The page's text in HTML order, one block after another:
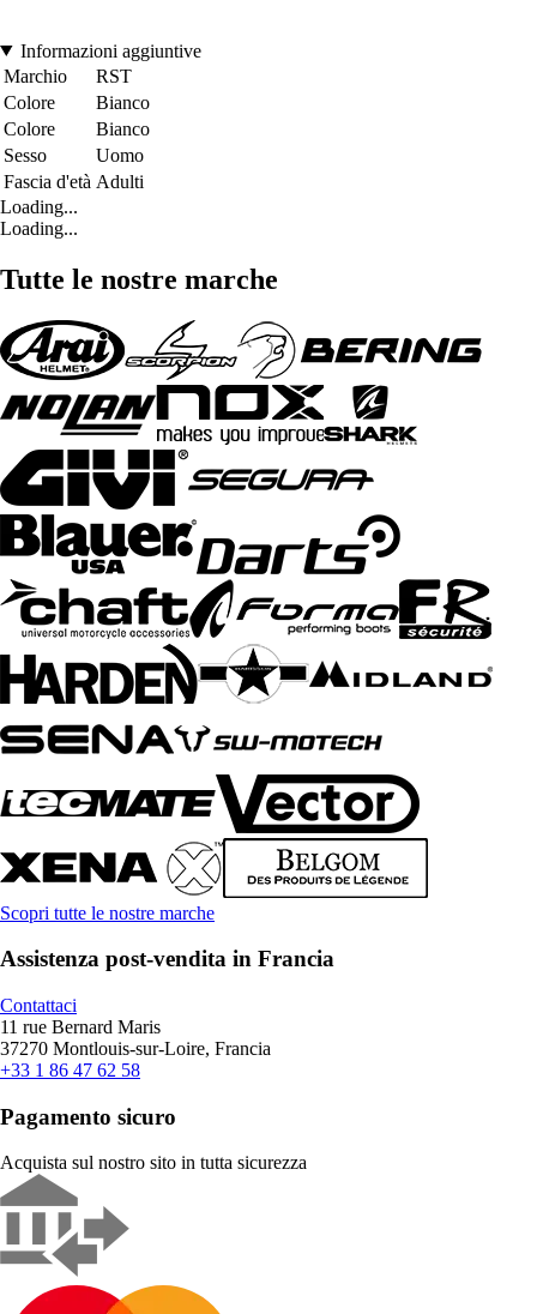
Informazioni aggiuntive
Marchio
RST
Colore
Bianco
Colore
Bianco
Sesso
Uomo
Fascia d'età Adulti
Loading...
Loading...
Tutte le nostre marche
Scopri tutte le nostre marche
Assistenza post-vendita in Francia
Contattaci
11 rue Bernard Maris
37270 Montlouis-sur-Loire, Francia
+33 1 86 47 62 58
Pagamento sicuro
Acquista sul nostro sito in tutta sicurezza